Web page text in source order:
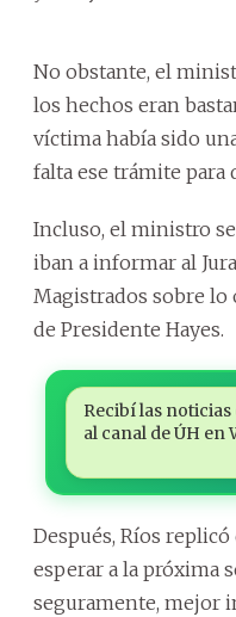
No obstante, el
los hechos eran
víctima había sido
falta ese trámite para
Incluso, el ministro
iban a informar al
Magistrados sobre
de Presidente Hayes.
Recibí las
al canal de ÚH en
Después, Ríos
esperar a la próxima
seguramente, mejor